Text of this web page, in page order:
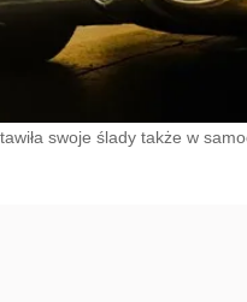
swoje ślady także w